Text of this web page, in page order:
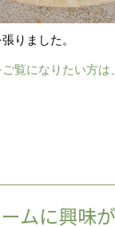
りました。
覧になりたい方は
ムに興味